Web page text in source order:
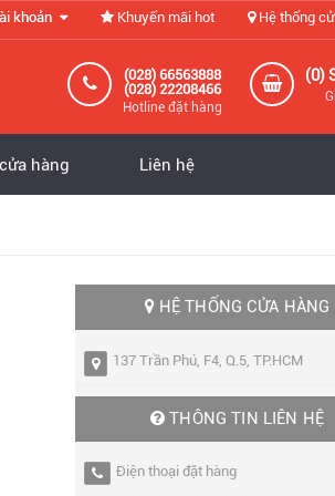
khoản Khuyến mãi hot Hệ thống
(0)
(028) 66563888
(028) 22208466
Hotline đặt hàng
hàng Liên hệ
HỆ THỐNG CỬA HÀNG
137 Trần Phú, F4, Q.5, TP.HCM
THÔNG TIN LIÊN HỆ
Điện thoại đặt hàng